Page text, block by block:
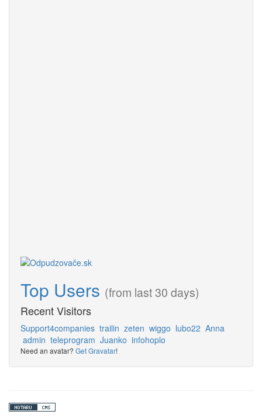
Top Users (from last 30 days)
Recent Visitors
Support4companies trailin zeten wiggo lubo22 Anna
admin teleprogram Juanko infohoplo
Need an avatar? Get Gravatar!